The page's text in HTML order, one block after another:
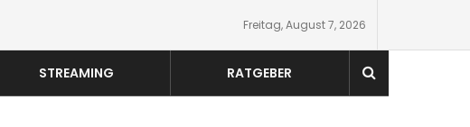
Freitag, August 7, 2026
STREAMING RATGEBER